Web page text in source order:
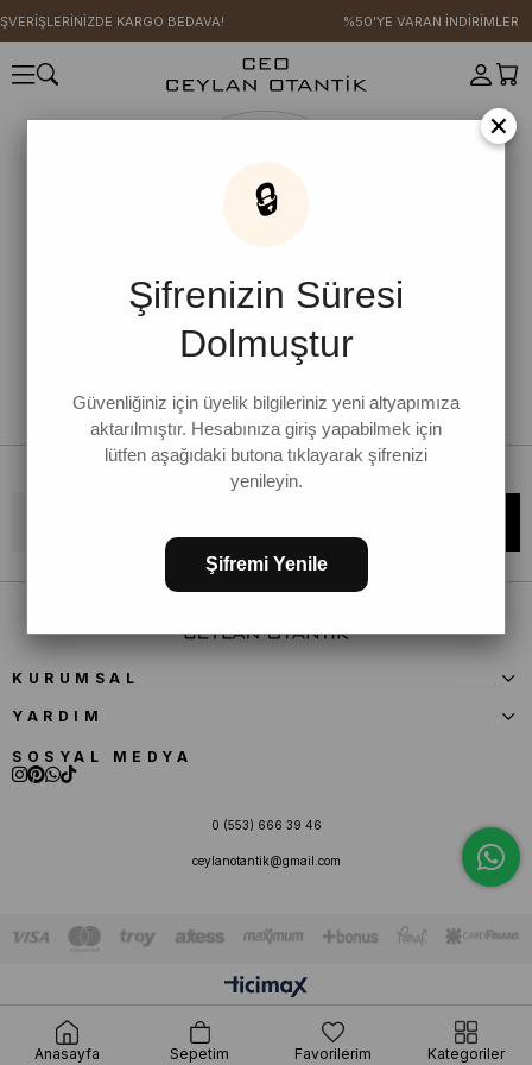
KARGO BEDAVA! %50'YE VARAN İNDİRİMLER
Bültene kaydolun, kampanya ve yenilikleri kaçırmayın!
KURUMSAL
YARDIM
SOSYAL MEDYA
0 (553) 666 39 46
ceylanotantik@gmail.com
×
🔒
Şifrenizin Süresi
Dolmuştur
Güvenliğiniz için üyelik bilgileriniz yeni altyapımıza
aktarılmıştır. Hesabınıza giriş yapabilmek için
lütfen aşağıdaki butona tıklayarak şifrenizi
yenileyin.
Şifremi Yenile
Anasayfa Sepetim Favorilerim Kategoriler